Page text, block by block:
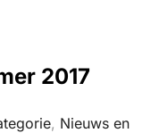
2017
, Nieuws en